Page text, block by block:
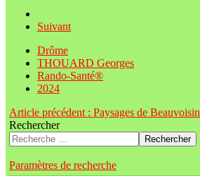
Suivant
Drôme
THOUARD Georges
Rando-Santé®
2024
Article précédent : Paysages de Beauvoisin
Rechercher
Rechercher
Paramètres de recherche